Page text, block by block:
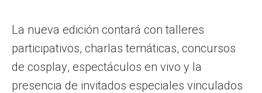
La nueva edición contará con talleres
participativos, charlas temáticas, concursos
de cosplay, espectáculos en vivo y la
presencia de invitados especiales vinculados